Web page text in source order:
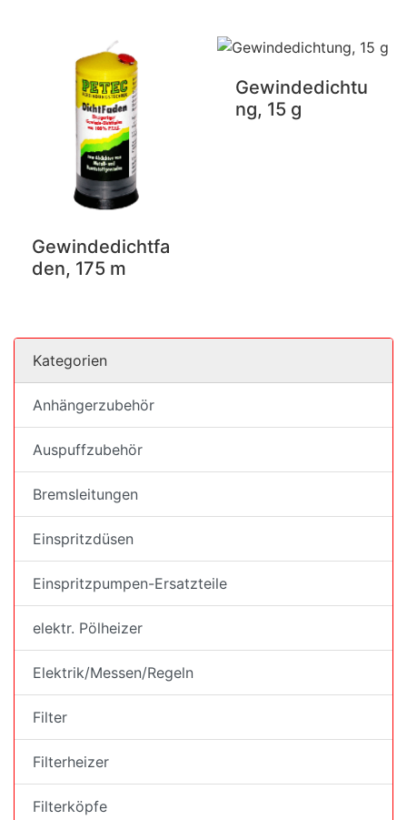
Gewindedichtfa
den, 175 m
Gewindedichtu
ng, 15 g
Kategorien
Anhängerzubehör
Auspuffzubehör
Bremsleitungen
Einspritzdüsen
Einspritzpumpen-Ersatzteile
elektr. Pölheizer
Elektrik/Messen/Regeln
Filter
Filterheizer
Filterköpfe